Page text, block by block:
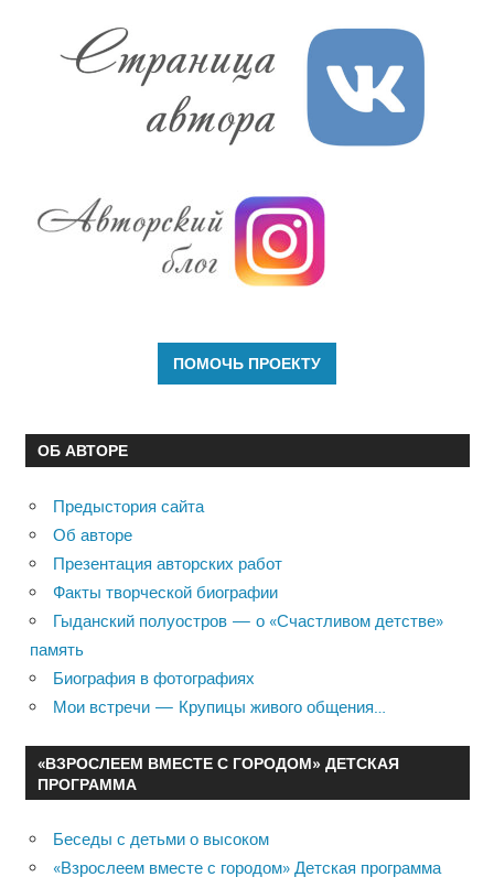
ОБ АВТОРЕ
Предыстория сайта
Об авторе
Презентация авторских работ
Факты творческой биографии
Гыданский полуостров — о «Счастливом детстве»
память
Биография в фотографиях
Мои встречи — Крупицы живого общения…
«ВЗРОСЛЕЕМ ВМЕСТЕ С ГОРОДОМ» ДЕТСКАЯ
ПРОГРАММА
Беседы с детьми о высоком
«Взрослеем вместе с городом» Детская программа